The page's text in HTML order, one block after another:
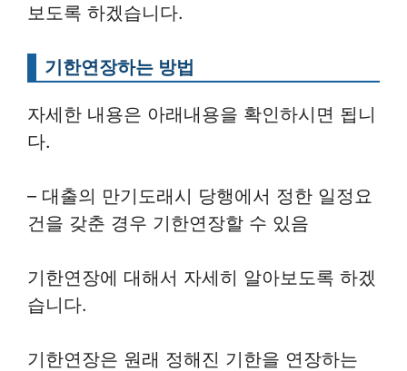
보도록 하겠습니다.
기한연장하는 방법
자세한 내용은 아래내용을 확인하시면 됩니
다.
– 대출의 만기도래시 당행에서 정한 일정요
건을 갖춘 경우 기한연장할 수 있음
기한연장에 대해서 자세히 알아보도록 하겠
습니다.
기한연장은 원래 정해진 기한을 연장하는